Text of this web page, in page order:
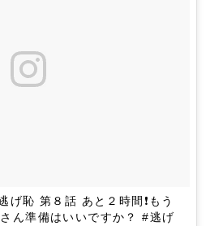
げ恥 第８話 あと２時間❗もう
ん準備はいいですか？ #逃げ